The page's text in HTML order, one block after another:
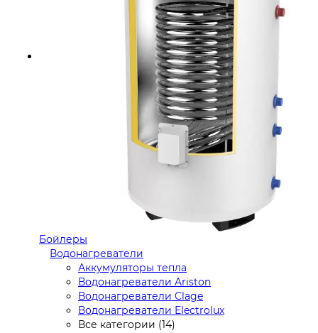
Бойлеры
Водонагреватели
Аккумуляторы тепла
Водонагреватели Ariston
Водонагреватели Clage
Водонагреватели Electrolux
Все категории (14)